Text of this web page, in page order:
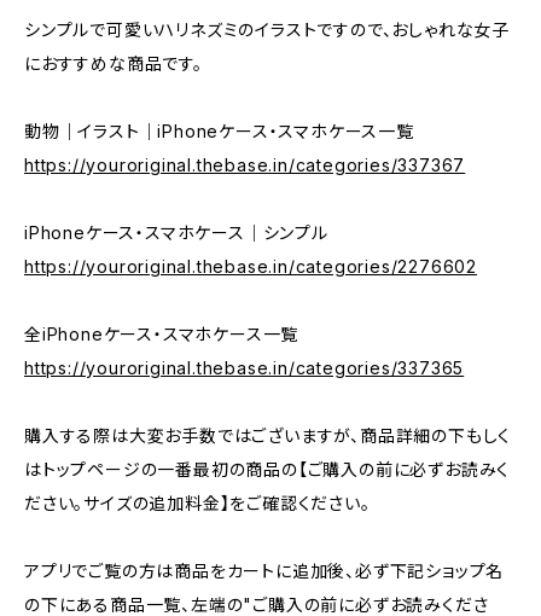
シンプルで可愛いハリネズミのイラストですので、おしゃれな女子
におすすめな商品です。
動物｜イラスト｜iPhoneケース・スマホケース一覧
https://youroriginal.thebase.in/categories/337367
iPhoneケース・スマホケース｜シンプル
https://youroriginal.thebase.in/categories/2276602
全iPhoneケース・スマホケース一覧
https://youroriginal.thebase.in/categories/337365
購入する際は大変お手数ではございますが、商品詳細の下もしく
はトップページの一番最初の商品の【ご購入の前に必ずお読みく
ださい。サイズの追加料金】をご確認ください。
アプリでご覧の方は商品をカートに追加後、必ず下記ショップ名
の下にある商品一覧、左端の"ご購入の前に必ずお読みくださ